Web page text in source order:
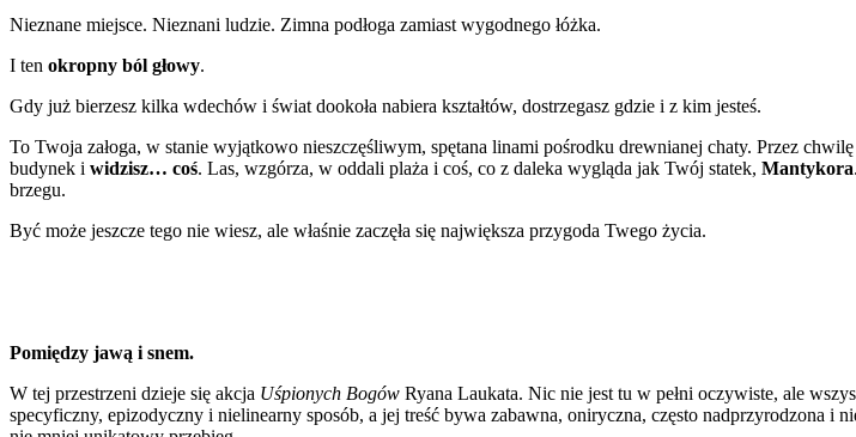
Nieznane miejsce. Nieznani ludzie. Zimna podłoga zamiast wygodnego łóżka.
I ten okropny ból głowy.
Gdy już bierzesz kilka wdechów i świat dookoła nabiera kształtów, dostrzegasz gdzie i z kim jesteś.
To Twoja załoga, w stanie wyjątkowo nieszczęśliwym, spętana linami pośrodku drewnianej chaty. Przez
budynek i widzisz… coś. Las, wzgórza, w oddali plaża i coś, co z daleka wygląda jak Twój statek, Mantykora
brzegu.
Być może jeszcze tego nie wiesz, ale właśnie zaczęła się największa przygoda Twego życia.
Pomiędzy jawą i snem.
W tej przestrzeni dzieje się akcja Uśpionych Bogów Ryana Laukata. Nic nie jest tu w pełni oczywiste, ale
specyficzny, epizodyczny i nielinearny sposób, a jej treść bywa zabawna, oniryczna, często nadprzyrodzona i